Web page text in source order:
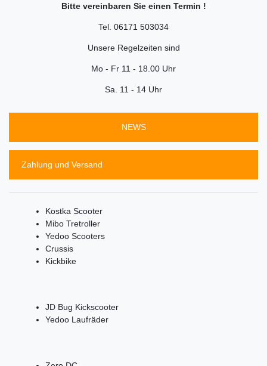
Bitte vereinbaren Sie einen Termin !
Tel. 06171 503034
Unsere Regelzeiten sind
Mo - Fr 11 - 18.00 Uhr
Sa. 11 - 14 Uhr
NEWS
Zahlung und Versand
Kostka Scooter
Mibo Tretroller
Yedoo Scooters
Crussis
Kickbike
JD Bug Kickscooter
Yedoo Laufräder